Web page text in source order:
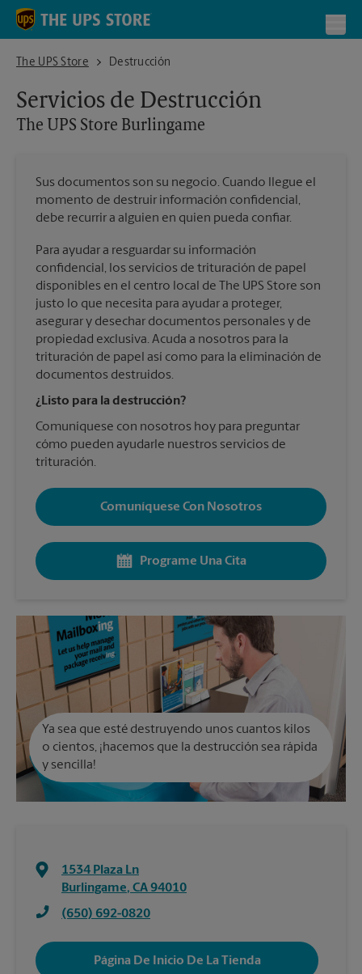
Skip to content
Return to Nav
The UPS Store
The UPS Store Burlingame
Destrucción
Servicios de Destrucción
The UPS Store Burlingame
Sus documentos son su negocio. Cuando llegue el
momento de destruir información confidencial,
debe recurrir a alguien en quien pueda confiar.
Para ayudar a resguardar su información
confidencial, los servicios de trituración de papel
disponibles en el centro local de The UPS Store son
justo lo que necesita para ayudar a proteger,
asegurar y desechar documentos personales y de
propiedad exclusiva. Acuda a nosotros para la
trituración de papel así como para la eliminación de
documentos destruidos.
¿Listo para la destrucción?
Comuníquese con nosotros hoy para preguntar
cómo pueden ayudarle nuestros servicios de
trituración.
Comuníquese Con Nosotros
Programe Una Cita
Ya sea que esté destruyendo unos cuantos kilos
o cientos, ¡hacemos que la destrucción sea rápida
y sencilla!
1534 Plaza Ln
Burlingame, CA94010
(650) 692-0820
Página De Inicio De La Tienda